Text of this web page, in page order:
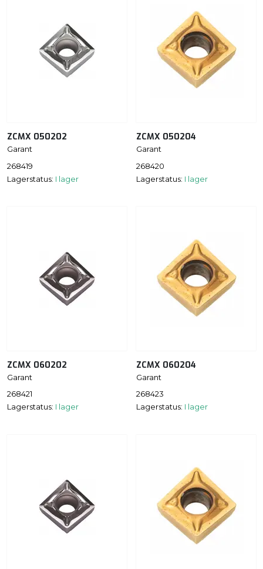
ZCMX 050202
Garant
268419
Lagerstatus: I lager
ZCMX 050204
Garant
268420
Lagerstatus: I lager
ZCMX 060202
Garant
268421
Lagerstatus: I lager
ZCMX 060204
Garant
268423
Lagerstatus: I lager